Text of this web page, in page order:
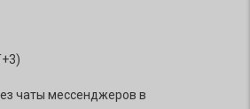
чаты мессенджеров в